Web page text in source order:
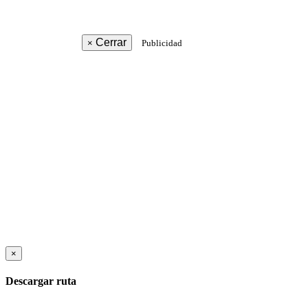
× Cerrar Publicidad
×
Descargar ruta